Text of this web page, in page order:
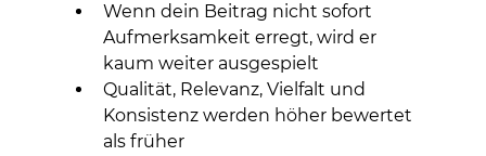
Wenn dein Beitrag nicht sofort
Aufmerksamkeit erregt, wird er
kaum weiter ausgespielt
Qualität, Relevanz, Vielfalt und
Konsistenz werden höher bewertet
als früher